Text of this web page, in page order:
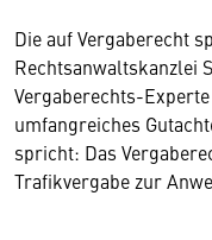
Die auf Vergaberecht
Rechtsanwaltskanzlei
Vergaberechts-
umfangreiches
spricht: Das
Trafikvergabe zur
Wir
Hier würden wir
Inhalt anzeigen.
Ihre